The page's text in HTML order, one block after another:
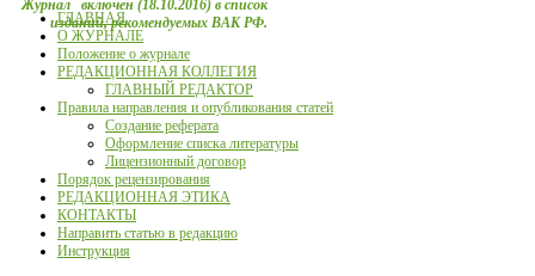
Журнал включен (18.10.2016) в список
изданий, рекомендуемых ВАК РФ.
ГЛАВНАЯ
О ЖУРНАЛЕ
Положение о журнале
РЕДАКЦИОННАЯ КОЛЛЕГИЯ
ГЛАВНЫЙ РЕДАКТОР
Правила направления и опубликования статей
Создание реферата
Оформление списка литературы
Лицензионный договор
Порядок рецензирования
РЕДАКЦИОННАЯ ЭТИКА
КОНТАКТЫ
Направить статью в редакцию
Инструкция